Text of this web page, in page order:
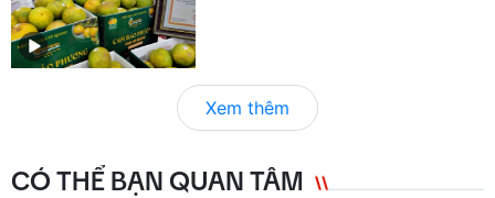
Xem thêm
CÓ THỂ BẠN QUAN TÂM